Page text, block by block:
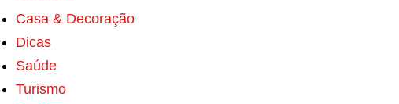
Casa & Decoração
Dicas
Saúde
Turismo